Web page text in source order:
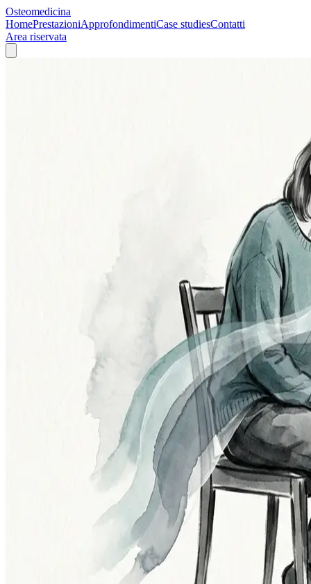
Osteomedicina
HomePrestazioniApprofondimentiCase studiesContatti
Area riservata